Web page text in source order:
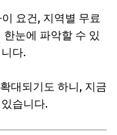
요건, 지역별 무료
눈에 파악할 수 있
다.
대되기도 하니, 지금
습니다.